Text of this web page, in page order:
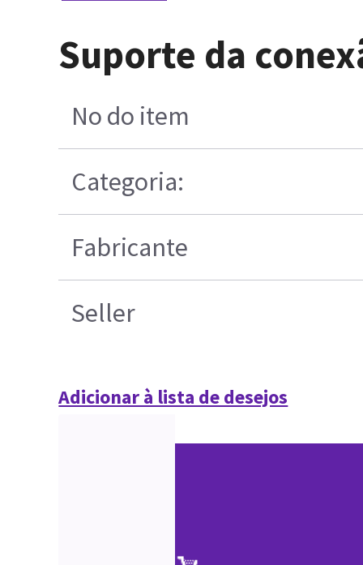
Suporte da
No do item
Categoria:
Fabricante
Seller
Adicionar à lista de desejos